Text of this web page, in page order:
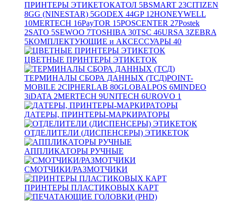
ПРИНТЕРЫ ЭТИКЕТОКАТОЛ 5BSMART 23CITIZEN
8GG (NINESTAR) 5GODEX 44GP12HONEYWELL
10MERTECH 16PayTOR 15POSCENTER 27Postek
2SATO 5SEWOO 7TOSHIBA 30TSC 46URSA 3ZEBRA
5КОМПЛЕКТУЮЩИЕ и АКСЕССУАРЫ 40
ЦВЕТНЫЕ ПРИНТЕРЫ ЭТИКЕТОК
ТЕРМИНАЛЫ СБОРА ДАННЫХ (ТСД)POINT-
MOBILE 2CIPHERLAB 80GLOBALPOS 6MINDEO
3iDATA 2MERTECH 9UNITECH 6UROVO 1
ДАТЕРЫ, ПРИНТЕРЫ-МАРКИРАТОРЫ
ОТДЕЛИТЕЛИ (ДИСПЕНСЕРЫ) ЭТИКЕТОК
АППЛИКАТОРЫ РУЧНЫЕ
СМОТЧИКИ/РАЗМОТЧИКИ
ПРИНТЕРЫ ПЛАСТИКОВЫХ КАРТ